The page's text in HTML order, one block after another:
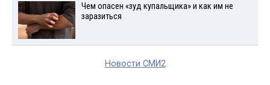
Чем опасен «зуд купальщика» и как им не
заразиться
Новости СМИ2